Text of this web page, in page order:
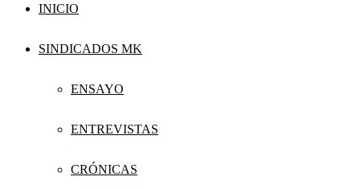
INICIO
SINDICADOS MK
ENSAYO
ENTREVISTAS
CRÓNICAS